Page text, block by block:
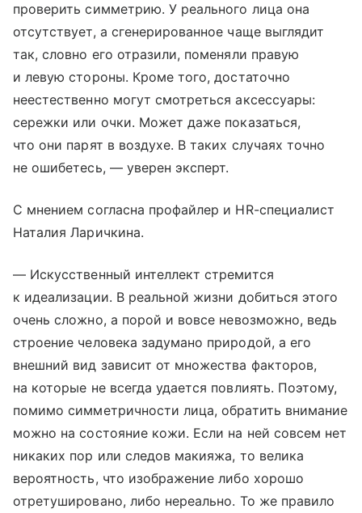
проверить симметрию. У реального лица она
отсутствует, а сгенерированное чаще выглядит
так, словно его отразили, поменяли правую
и левую стороны. Кроме того, достаточно
неестественно могут смотреться аксессуары:
сережки или очки. Может даже показаться,
что они парят в воздухе. В таких случаях точно
не ошибетесь, — уверен эксперт.
С мнением согласна профайлер и HR-специалист
Наталия Ларичкина.
— Искусственный интеллект стремится
к идеализации. В реальной жизни добиться этого
очень сложно, а порой и вовсе невозможно, ведь
строение человека задумано природой, а его
внешний вид зависит от множества факторов,
на которые не всегда удается повлиять. Поэтому,
помимо симметричности лица, обратить внимание
можно на состояние кожи. Если на ней совсем нет
никаких пор или следов макияжа, то велика
вероятность, что изображение либо хорошо
отретушировано, либо нереально. То же правило